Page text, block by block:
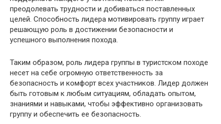
преодолевать трудности и добиваться поставленных
целей. Способность лидера мотивировать группу играет
решающую роль в достижении безопасности и
успешного выполнения похода.
Таким образом, роль лидера группы в туристском походе
несет на себе огромную ответственность за
безопасность и комфорт всех участников. Лидер должен
быть готовым к любым ситуациям, обладать опытом,
знаниями и навыками, чтобы эффективно организовать
группу и обеспечить ее безопасность.